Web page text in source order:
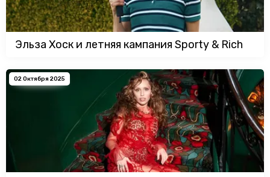
Эльза Хоск и летняя кампания Sporty & Rich
02 Октября 2025